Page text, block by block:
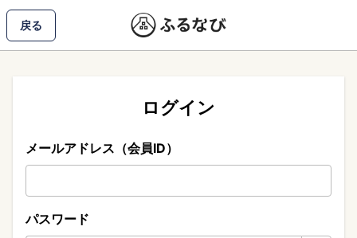
戻る
ログイン
メールアドレス（会員ID）
パスワード